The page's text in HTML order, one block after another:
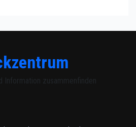
Information zusammenfinden